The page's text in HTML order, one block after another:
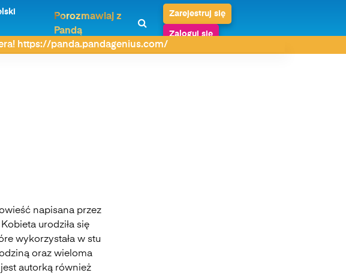
Porozmawiaj z
Pandą
Zarejestruj się
Zaloguj się
https://panda.pandagenius.com/
napisana przez
urodziła się
wykorzystała w stu
oraz wieloma
autorką również